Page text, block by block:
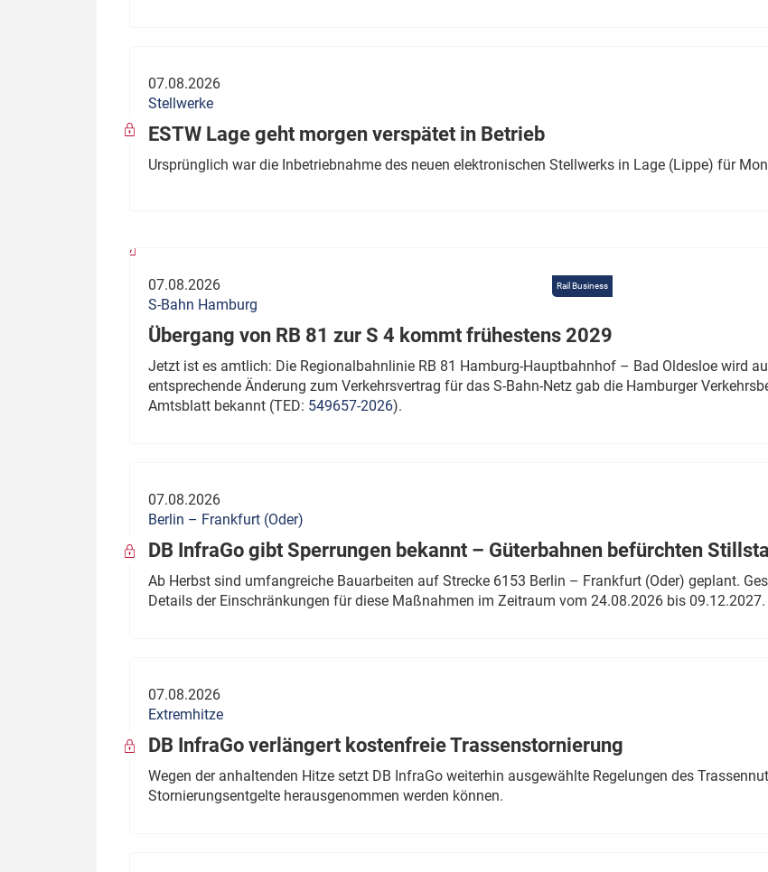
Thema des Monats
Dossier: Generalsanierung
Dossier: ETCS
07.08.2026
Stellwerke
ESTW Lage geht morgen verspätet in Betrieb
Ursprünglich war die Inbetriebnahme des neuen elektronischen Stellwerks in Lage (Lippe) für
Rail Business
07.08.2026
S-Bahn Hamburg
Übergang von RB 81 zur S 4 kommt frühestens 2029
Jetzt ist es amtlich: Die Regionalbahnlinie RB 81 Hamburg-Hauptbahnhof – Bad Oldesloe wird
entsprechende Änderung zum Verkehrsvertrag für das S-Bahn-Netz gab die Hamburger
Amtsblatt bekannt (TED: 549657-2026).
07.08.2026
Berlin – Frankfurt (Oder)
DB InfraGo gibt Sperrungen bekannt – Güterbahnen befürchten
Ab Herbst sind umfangreiche Bauarbeiten auf Strecke 6153 Berlin – Frankfurt (Oder) geplant.
Details der Einschränkungen für diese Maßnahmen im Zeitraum vom 24.08.2026 bis 09.12.2027.
07.08.2026
Extremhitze
DB InfraGo verlängert kostenfreie Trassenstornierung
Wegen der anhaltenden Hitze setzt DB InfraGo weiterhin ausgewählte Regelungen des
Stornierungsentgelte herausgenommen werden können.